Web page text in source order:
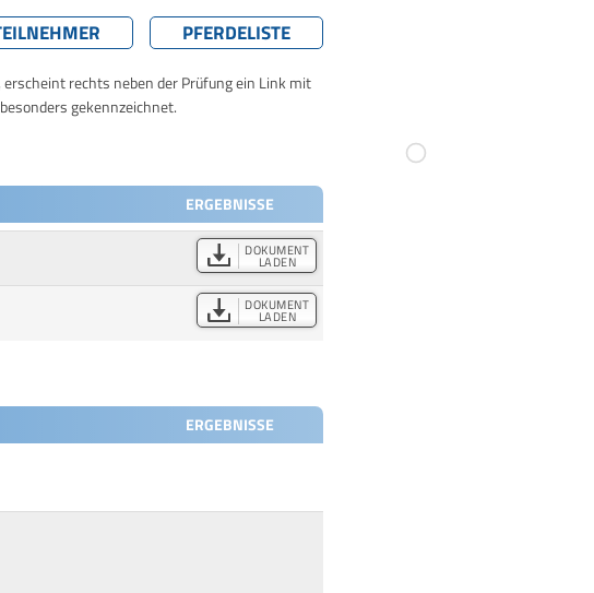
PFERDELISTE
rechts neben der Prüfung ein Link mit
gekennzeichnet.
ERGEBNISSE
DOKUMENT
LADEN
DOKUMENT
LADEN
ERGEBNISSE